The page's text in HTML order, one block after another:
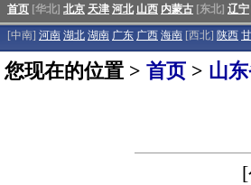
首页 [华北] 北京 天津 河北 山西 内蒙古 [东北] 辽宁
[中南] 河南 湖北 湖南 广东 广西 海南 [西北] 陕西
您现在的位置 > 首页 > 山